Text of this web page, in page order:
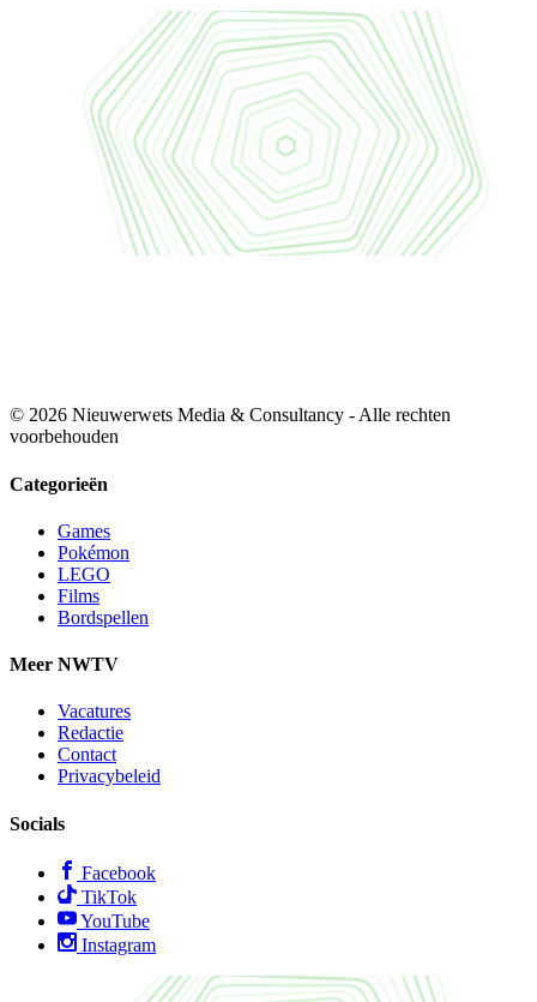
© 2026 Nieuwerwets Media & Consultancy - Alle rechten
voorbehouden
Categorieën
Games
Pokémon
LEGO
Films
Bordspellen
Meer NWTV
Vacatures
Redactie
Contact
Privacybeleid
Socials
Facebook
TikTok
YouTube
Instagram